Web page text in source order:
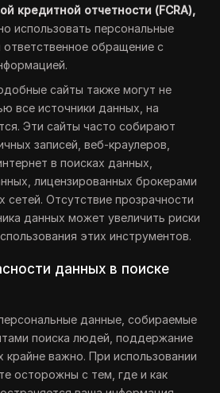
кредитной отчетности (FCRA),
использовать персональные
обращение с
сайты также могут не
все источники данных, на
Эти сайты часто собирают
записей, веб-краулеров,
в поисках данных,
лицензированных брокерами
сетей. Отсутствие прозрачности
данных может увеличить риски
этих инструментов.
данных в поиске
данные, собираемые
поиска людей, поддержание
крайне важно. При использовании
осторожны с тем, где и как